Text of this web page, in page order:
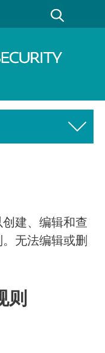
建、编辑和查
无法编辑或删
则